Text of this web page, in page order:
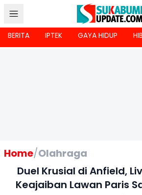
BERITA IPTEK GAYA HIDUP
Home/Olahraga
Duel Krusial di Anfield,
Keajaiban Lawan Paris